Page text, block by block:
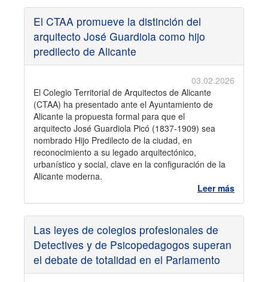
El CTAA promueve la distinción del
arquitecto José Guardiola como hijo
predilecto de Alicante
03.02.2026
El Colegio Territorial de Arquitectos de Alicante
(CTAA) ha presentado ante el Ayuntamiento de
Alicante la propuesta formal para que el
arquitecto José Guardiola Picó (1837-1909) sea
nombrado Hijo Predilecto de la ciudad, en
reconocimiento a su legado arquitectónico,
urbanístico y social, clave en la configuración de la
Alicante moderna.
Leer más
Las leyes de colegios profesionales de
Detectives y de Psicopedagogos superan
el debate de totalidad en el Parlamento